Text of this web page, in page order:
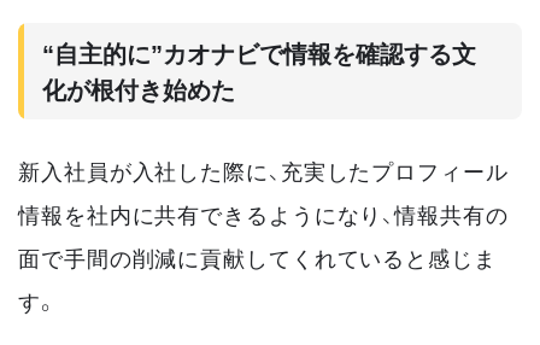
“自主的に”カオナビで情報を確認する文
化が根付き始めた
新入社員が入社した際に、充実したプロフィール
情報を社内に共有できるようになり、情報共有の
面で手間の削減に貢献してくれていると感じま
す。